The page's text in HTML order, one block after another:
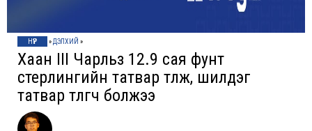
НҮҮР »ДЭЛХИЙ »
Хаан III Чарльз 12.9 сая фунт
стерлингийн татвар төлж, шилдэг
татвар төлөгч болжээ